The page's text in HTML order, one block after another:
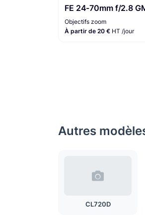
FE 24-70mm f/2.8
Objectifs zoom
À partir de 20 € HT /jour
Autres
CL720D